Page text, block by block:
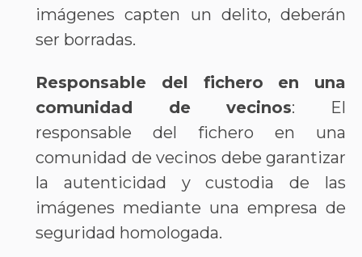
imágenes capten un delito, deberán
ser borradas.
Responsable del fichero en una
comunidad de vecinos: El
responsable del fichero en una
comunidad de vecinos debe garantizar
la autenticidad y custodia de las
imágenes mediante una empresa de
seguridad homologada.